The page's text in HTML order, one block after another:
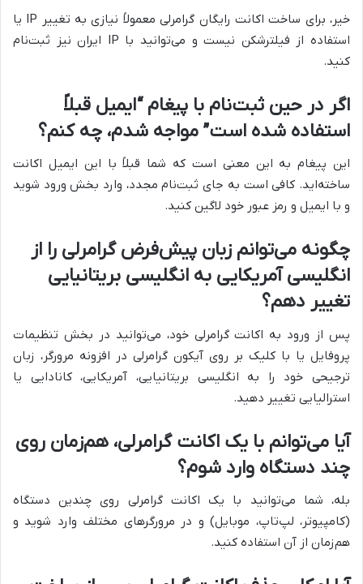
خیر، برای ساخت اکانت رایگان گرامرلی معمولاً نیازی به تغییر IP یا
استفاده از فیلترشکن نیست و می‌توانید با IP ایران نیز ثبت‌نام
کنید.
اگر در حین ثبت‌نام با پیغام “ایمیل قبلاً
استفاده شده است” مواجه شدم، چه کنم؟
این پیغام به این معنی است که شما قبلاً با این ایمیل اکانت
ساخته‌اید. کافی است به جای ثبت‌نام مجدد، وارد بخش ورود شوید
و با ایمیل و رمز عبور خود لاگین کنید.
چگونه می‌توانم زبان پیش‌فرض گرامرلی را از
انگلیسی آمریکایی به انگلیسی بریتانیایی
تغییر دهم؟
پس از ورود به اکانت گرامرلی خود، می‌توانید در بخش تنظیمات
پروفایل یا با کلیک بر روی آیکون گرامرلی در افزونه مرورگر، زبان
ترجیحی خود را به انگلیسی بریتانیایی، آمریکایی، کانادایی یا
استرالیایی تغییر دهید.
آیا می‌توانم با یک اکانت گرامرلی، هم‌زمان روی
چند دستگاه وارد شوم؟
بله، شما می‌توانید با یک اکانت گرامرلی روی چندین دستگاه
(کامپیوتر، لپ‌تاپ، موبایل) و در مرورگرهای مختلف وارد شوید و
هم‌زمان از آن استفاده کنید.